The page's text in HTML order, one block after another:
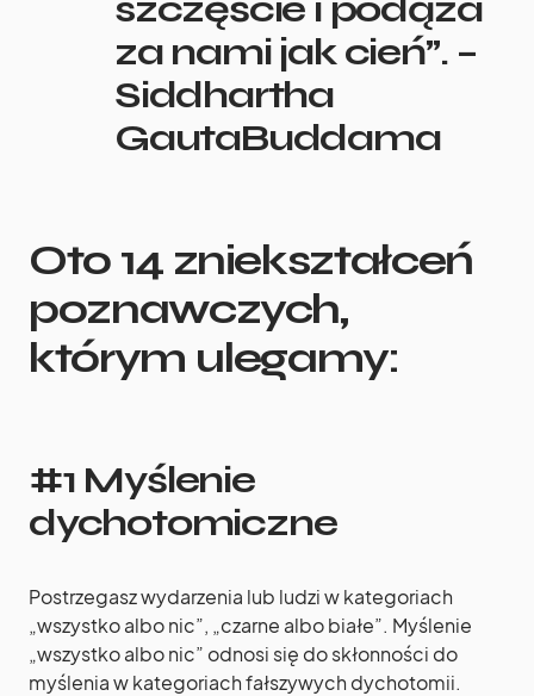
za nami jak cień”. –
Siddhartha
GautaBuddama
Oto 14 zniekształceń
poznawczych,
którym ulegamy:
#1 Myślenie
dychotomiczne
Postrzegasz wydarzenia lub ludzi w kategoriach
„wszystko albo nic”, „czarne albo białe”. Myślenie
„wszystko albo nic” odnosi się do skłonności do
myślenia w kategoriach fałszywych dychotomii.